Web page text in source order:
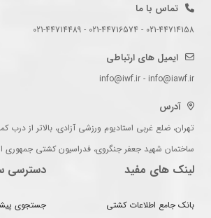
تماس با ما
021-44714158 - 021-44716574 - 021-44714489
ایمیل های ارتباطی
info@iwf.ir - info@iawf.ir
آدرس
تهران، ضلع غربی استادیوم ورزشی آزادی، بالاتر از درب
ساختمان شهید جعفر جنگروی، فدراسیون کشتی جمهوری
لینک های مفید
بانک جامع اطلاعات کشتی
دسترسی
جستجوی